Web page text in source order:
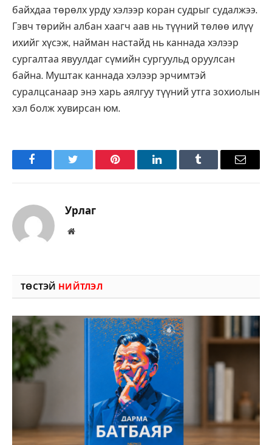
байхдаа төрөлх урду хэлээр коран судрыг судалжээ.
Гэвч төрийн албан хаагч аав нь түүний төлөө илүү
ихийг хүсэж, найман настайд нь каннада хэлээр
сургалтаа явуулдаг сүмийн сургуульд оруулсан
байна. Муштак каннада хэлээр эрчимтэй
суралцсанаар энэ харь аялгуу түүний утга зохиолын
хэл болж хувирсан юм.
FacebookTwitter Pinterest LinkedInTumblr Имэйл
Урлаг
Вэбсайт
ТӨСТЭЙ НИЙТЛЭЛ